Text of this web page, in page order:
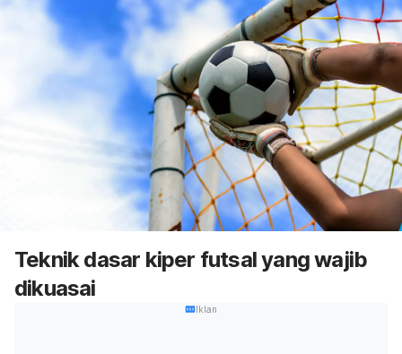
Teknik dasar kiper futsal yang wajib
dikuasai
Iklan